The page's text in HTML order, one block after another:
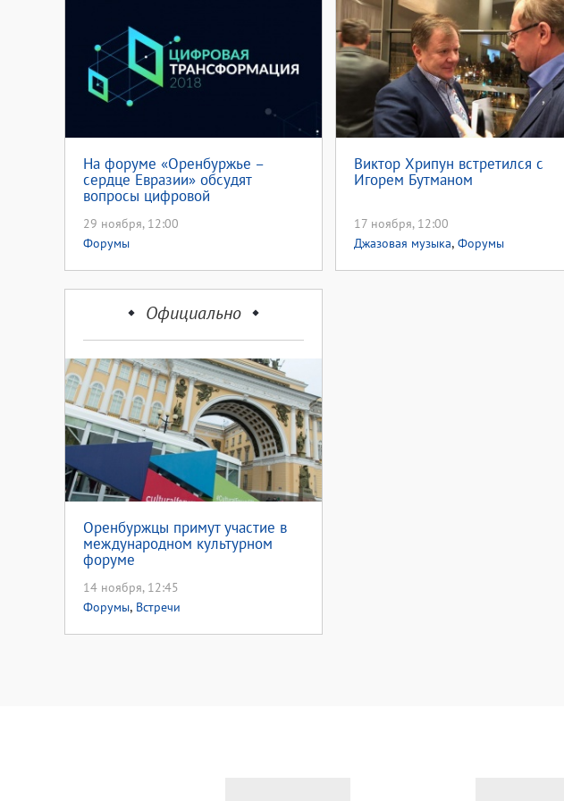
На форуме «Оренбуржье –
сердце Евразии» обсудят
вопросы цифровой
29 ноября, 12:00
Форумы
Виктор Хрипун встретился с
Игорем Бутманом
17 ноября, 12:00
Джазовая музыка, Форумы
Официально
Оренбуржцы примут участие в
международном культурном
форуме
14 ноября, 12:45
Форумы, Встречи